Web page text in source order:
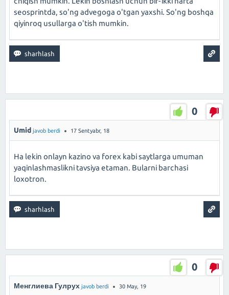
seosprintda, so'ng advegoga o'tgan yaxshi. So'ng boshqa
qiyinroq usullarga o'tish mumkin.
0
Umid javob berdi 17 Sentyabr, 18
Ha lekin onlayn kazino va forex kabi saytlarga umuman
yaqinlashmaslikni tavsiya etaman. Bularni barchasi
loxotron.
0
Менглиева Гулрух javob berdi 30 May, 19